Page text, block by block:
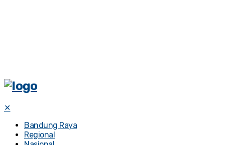
✕
Bandung Raya
Regional